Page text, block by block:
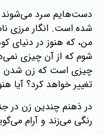
دست‌هایم سرد
شده است. انگار مرزی
من، که هنوز در دنیای
شوم که از آن چیزی
چیزی است که زن شدن
تغییر خواهد کرد؟ آیا
در ذهنم چندین زن در
رنگی می‌زند و آرام